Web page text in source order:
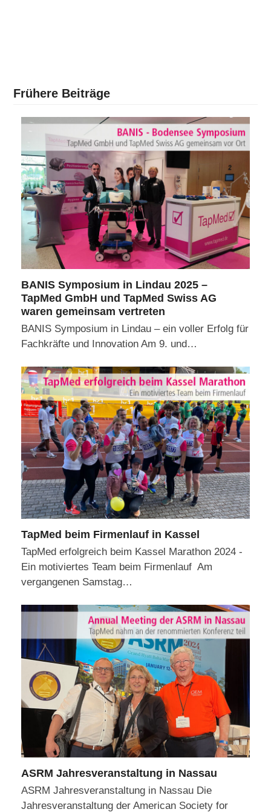
Frühere Beiträge
BANIS Symposium in Lindau 2025 –
TapMed GmbH und TapMed Swiss AG
waren gemeinsam vertreten
BANIS Symposium in Lindau – ein voller Erfolg für
Fachkräfte und Innovation Am 9. und…
TapMed beim Firmenlauf in Kassel
TapMed erfolgreich beim Kassel Marathon 2024 -
Ein motiviertes Team beim Firmenlauf Am
vergangenen Samstag…
ASRM Jahresveranstaltung in Nassau
ASRM Jahresveranstaltung in Nassau Die
Jahresveranstaltung der American Society for